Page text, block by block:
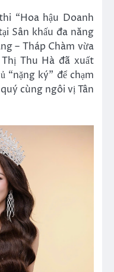
“Hoa hậu Doanh
Sân khấu đa năng
– Tháp Chàm vừa
Thu Hà đã xuất
“nặng ký” để chạm
cùng ngôi vị Tân